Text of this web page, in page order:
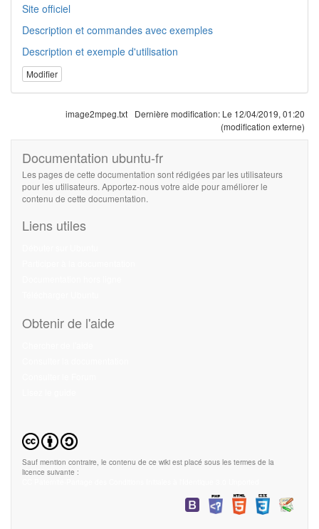
Site officiel
Description et commandes avec exemples
Description et exemple d'utilisation
Modifier
image2mpeg.txt Dernière modification: Le 12/04/2019, 01:20
(modification externe)
Documentation ubuntu-fr
Les pages de cette documentation sont rédigées par les utilisateurs
pour les utilisateurs. Apportez-nous votre aide pour améliorer le
contenu de cette documentation.
Liens utiles
Obtenir de l'aide
Sauf mention contraire, le contenu de ce wiki est placé sous les termes de la
licence suivante :